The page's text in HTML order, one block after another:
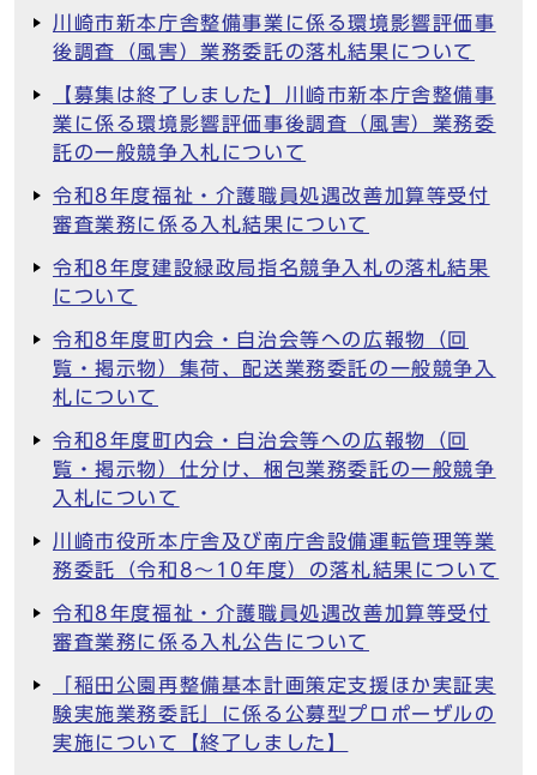
川崎市新本庁舎整備事業に係る環境影響評価事
後調査（風害）業務委託の落札結果について
【募集は終了しました】川崎市新本庁舎整備事
業に係る環境影響評価事後調査（風害）業務委
託の一般競争入札について
令和8年度福祉・介護職員処遇改善加算等受付
審査業務に係る入札結果について
令和8年度建設緑政局指名競争入札の落札結果
について
令和8年度町内会・自治会等への広報物（回
覧・掲示物）集荷、配送業務委託の一般競争入
札について
令和8年度町内会・自治会等への広報物（回
覧・掲示物）仕分け、梱包業務委託の一般競争
入札について
川崎市役所本庁舎及び南庁舎設備運転管理等業
務委託（令和8～10年度）の落札結果について
令和8年度福祉・介護職員処遇改善加算等受付
審査業務に係る入札公告について
「稲田公園再整備基本計画策定支援ほか実証実
験実施業務委託」に係る公募型プロポーザルの
実施について【終了しました】